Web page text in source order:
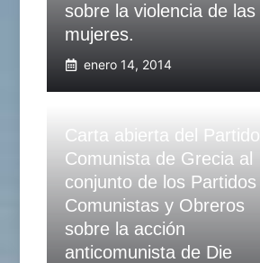
sobre la violencia de las
mujeres.
enero 14, 2014
Carta abierta del Partido
Comunista de Grecia al
conjunto de los Partidos
Comunistas y Obreros
sobre la acción
anticomunista de Die